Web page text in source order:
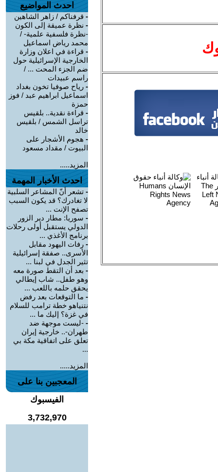
احدث المواضيع
- قرفناكم / زاهر الشاهين
- نظرة عميقة إلى الكون
-نظرة فلسفية علمية- /
محمد رياض اسماعيل
- قراءة في اعلان وزارة
الخارجية الإسرائيلية حول
ضم الجزء المحت ... /
راسم عبيدات
- رياح صوفيا تخون بغداد
اسماعيل ابراهيم عبد / فوز
حمزة
- قراءة نقدية.. بلقيس
تراسل الشمس / بلقيس
خالد
- هجوم الأشجار على
البيوت / مقداد مسعود
المزيد.....
احدث الأخبار المهمة
- تشعر أنّ المشاعر السلبية
لا تغادرك؟ قد يكون السبب
تصفح الإنت ...
- سوريا: مطار دير الزور
الدولي يستقبل أولى رحلات
برنامج الأغذي ...
- رفات اليهود مقابل
الأسرى.. صفقة إسرائيلية
تثير الجدل في لبنا ...
- بعد أن التقط صورة معه
وهو طفل.. شاب إيطالي
يحقق حلمه باللعب ...
- ما التوقعات بعد رفض
نتنياهو خطة ترامب للسلام
في غزة؟ إليك ما ...
- -ليست موجهة ضد
طهران-.. خارجية إيران
تعلق على اتفاقية مكة بي
...
المزيد.....
المعجبين بنا على
الفيسبوك
3,732,970